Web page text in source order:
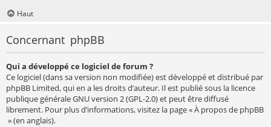
Haut
Concernant phpBB
Qui a développé ce logiciel de forum ?
Ce logiciel (dans sa version non modifiée) est développé et distribué par
phpBB Limited, qui en a les droits d’auteur. Il est publié sous la licence
publique générale GNU version 2 (GPL-2.0) et peut être diffusé
librement. Pour plus d’informations, visitez la page «À propos de phpBB
» (en anglais).